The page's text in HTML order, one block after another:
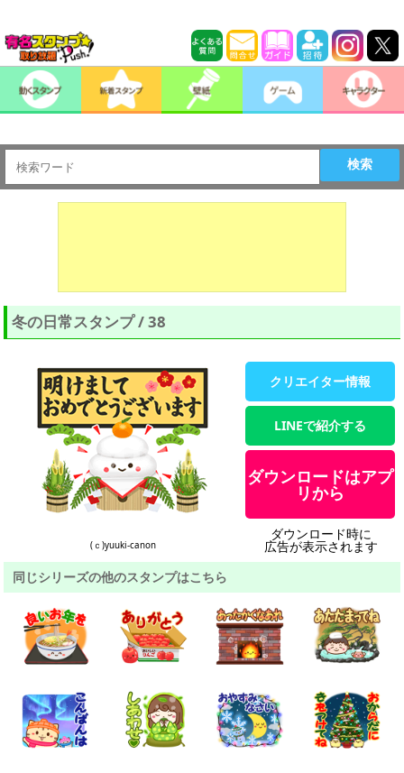
検索
冬の日常スタンプ / 38
(ｃ)yuuki-canon
クリエイター情報
LINEで紹介する
ダウンロードはアプ
リから
ダウンロード時に
広告が表示されます
同じシリーズの他のスタンプはこちら